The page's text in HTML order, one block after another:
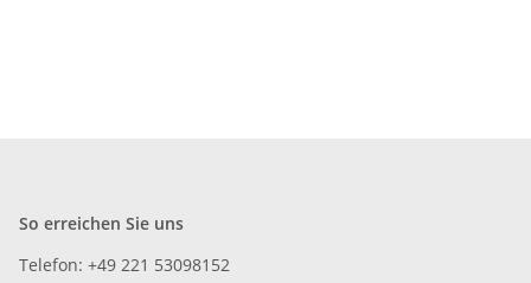
So erreichen Sie uns
Telefon: +49 221 53098152